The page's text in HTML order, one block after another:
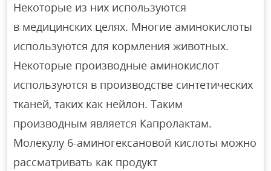
Некоторые из них используются
в медицинских целях. Многие аминокислоты
используются для кормления животных.
Некоторые производные аминокислот
используются в производстве синтетических
тканей, таких как нейлон. Таким
производным является Капролактам.
Молекулу 6-аминогексановой кислоты можно
рассматривать как продукт